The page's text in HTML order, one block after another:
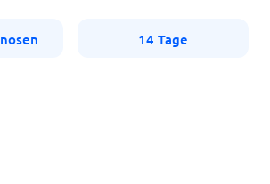
14 Tage